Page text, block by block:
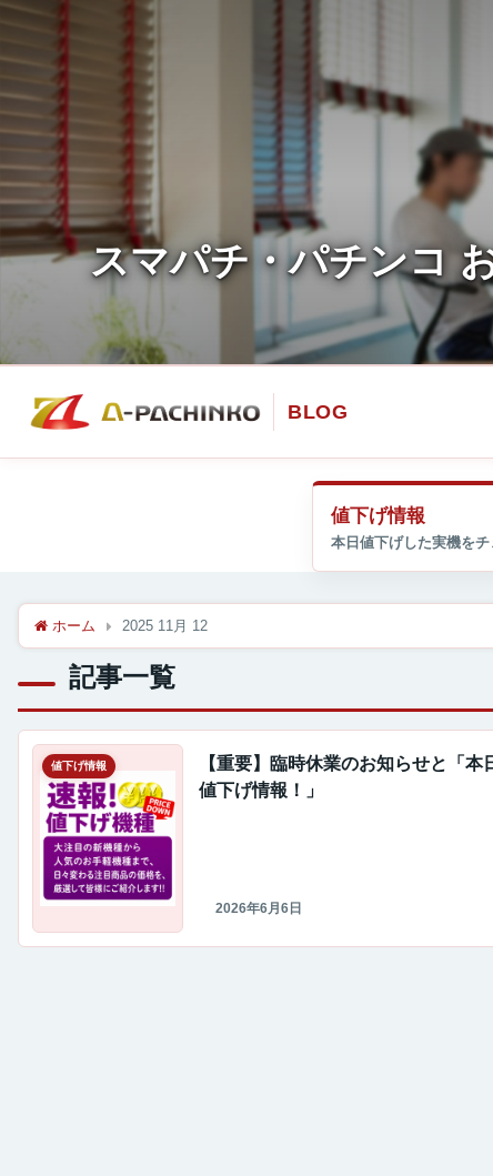
値下げ情報
ホーム 2025 11月 12
記事一覧
値下げ情報
【重要】臨時休業のお知らせと「本
値下げ情報！」
2026年6月6日